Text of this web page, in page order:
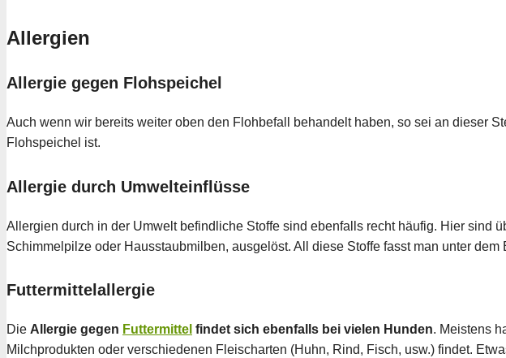
Allergien
Allergie gegen Flohspeichel
Auch wenn wir bereits weiter oben den Flohbefall behandelt haben, so sei an dieser
Flohspeichel ist.
Allergie durch Umwelteinflüsse
Allergien durch in der Umwelt befindliche Stoffe sind ebenfalls recht häufig. Hier sind
Schimmelpilze oder Hausstaubmilben, ausgelöst. All diese Stoffe fasst man unter
Futtermittelallergie
Die Allergie gegen Futtermittel findet sich ebenfalls bei vielen Hunden. Meistens
Milchprodukten oder verschiedenen Fleischarten (Huhn, Rind, Fisch, usw.) findet.